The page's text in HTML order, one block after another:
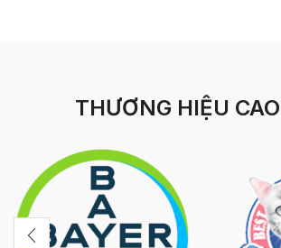
THƯƠNG HIỆU